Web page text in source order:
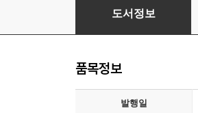
2026 수제비 정보처리기
도서정보
품목정보
발행일